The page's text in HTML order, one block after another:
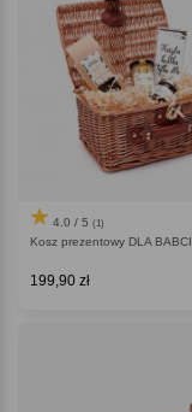
4.0 / 5 (1)
Kosz prezentowy DLA BABCI
199,90 zł